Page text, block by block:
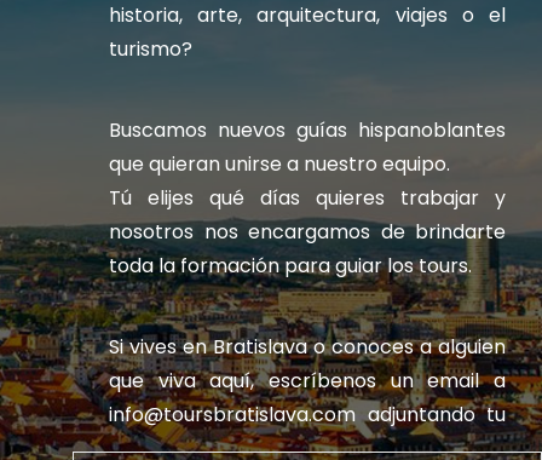
historia, arte, arquitectura, viajes o el
turismo?
Buscamos nuevos guías hispanoblantes
que quieran unirse a nuestro equipo.
Tú elijes qué días quieres trabajar y
nosotros nos encargamos de brindarte
toda la formación para guiar los tours.
Si vives en Bratislava o conoces a alguien
que viva aquí, escríbenos un emaila
info@toursbratislava.com adjuntando tu
CV y carta motivacional mientras nos